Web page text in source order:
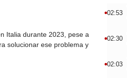
Italia durante 2023, pese a
solucionar ese problema y
02:53
02:30
02:03